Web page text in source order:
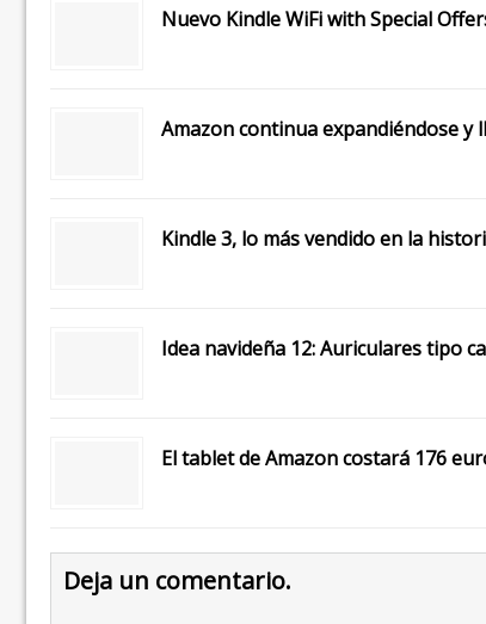
Nuevo Kindle WiFi with Special
Amazon continua expandiéndose y
Kindle 3, lo más vendido en la
Idea navideña 12: Auriculares tipo
El tablet de Amazon costará 176
Deja un comentario.